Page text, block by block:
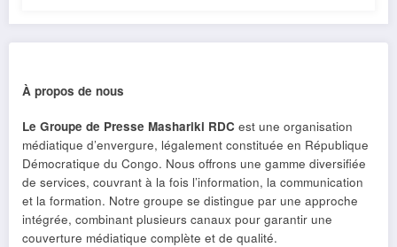
À propos de nous
Le Groupe de Presse Mashariki RDC est une organisation
médiatique d’envergure, légalement constituée en République
Démocratique du Congo. Nous offrons une gamme diversifiée
de services, couvrant à la fois l’information, la communication
et la formation. Notre groupe se distingue par une approche
intégrée, combinant plusieurs canaux pour garantir une
couverture médiatique complète et de qualité.